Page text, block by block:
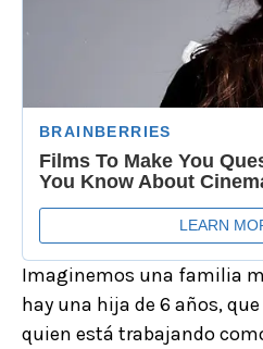
Imaginemos una familia
hay una hija de 6 años,
quien está trabajando